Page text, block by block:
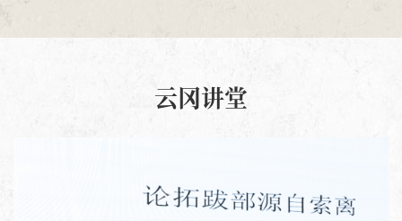
云冈讲堂